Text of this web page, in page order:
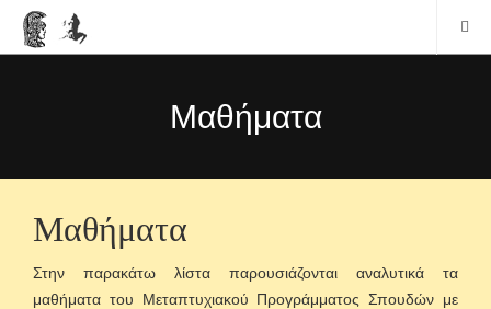
Μαθήματα
Μαθήματα
Στην παρακάτω λίστα παρουσιάζονται αναλυτικά τα
μαθήματα του Μεταπτυχιακού Προγράμματος Σπουδών με